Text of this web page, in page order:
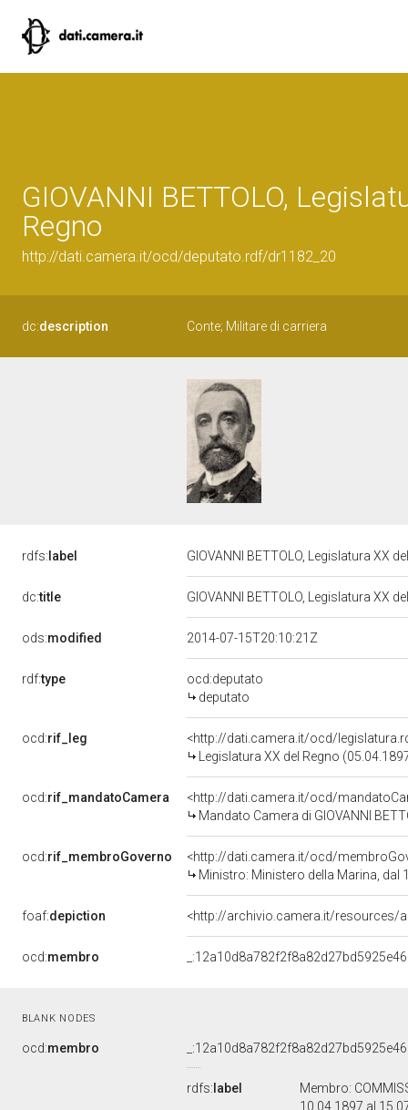
GIOVANNI BETTOLO,
Regno
http://dati.camera.it/ocd/deputato.rdf/dr1182_20
dc:description Conte; Militare di carriera
rdfs: label GIOVANNI BETTOLO, Legislatura XX
dc:title GIOVANNI BETTOLO, Legislatura XX
ods:modified 2014-07-15T20:10:21Z
rdf:type
ocd:deputato
deputato
ocd:rif_leg
<http://dati.camera.it/ocd/
Legislatura XX del Regno
ocd:rif_mandatoCamera
<http://dati.camera.it/ocd/
Mandato Camera di GIOVANNI
ocd:rif_membroGoverno
<http://dati.camera.it/ocd/
Ministro: Ministero della Marina, dal
foaf:depiction <http://archivio.camera.it/resources/
ocd:membro
BLANK NODES
ocd:membro
rdfs: label
Membro:
10.04.1897 al